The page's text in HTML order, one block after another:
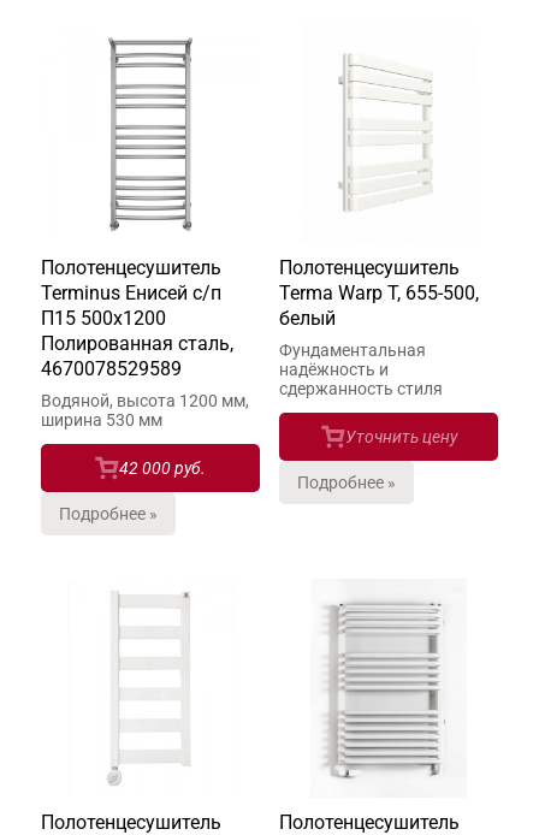
Полотенцесушитель
Terminus Енисей с/п
П15 500х1200
Полированная сталь,
4670078529589
Водяной, высота 1200 мм,
ширина 530 мм
42 000 руб.
Подробнее »
Полотенцесушитель
Terma Warp T, 655-500,
белый
Фундаментальная
надёжность и
сдержанность стиля
Уточнить цену
Подробнее »
Полотенцесушитель
Полотенцесушитель